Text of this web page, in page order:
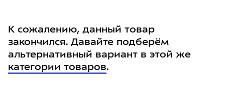
К сожалению, данный товар
закончился. Давайте подберём
альтернативный вариант в этой же
категории товаров.